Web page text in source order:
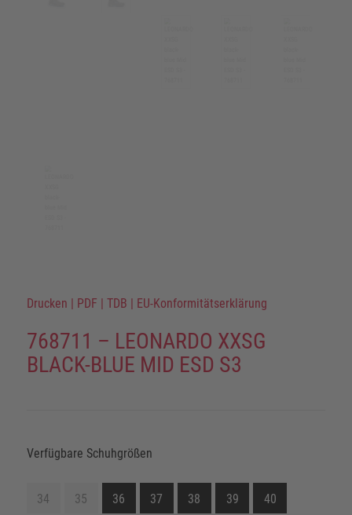
Drucken | PDF | TDB | EU-Konformitätserklärung
768711 – LEONARDO XXSG
BLACK-BLUE MID ESD S3
Verfügbare Schuhgrößen
34 35 36 37 38 39 40